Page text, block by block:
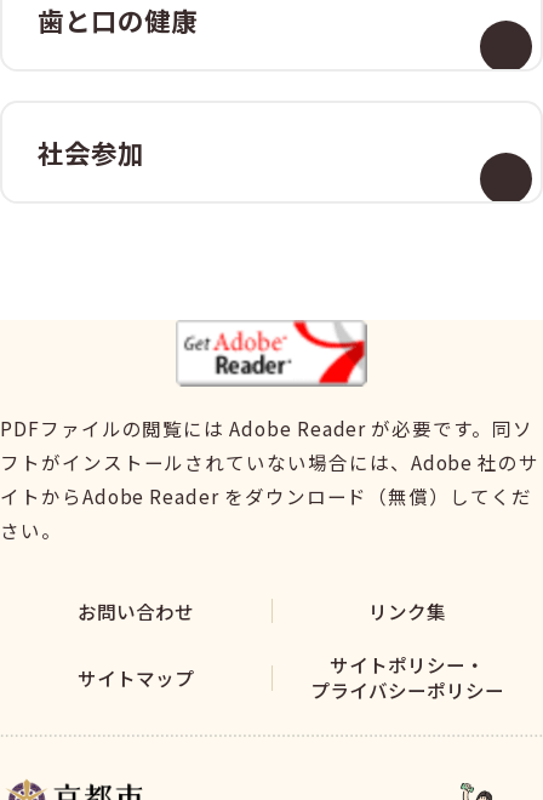
歯と口の健康
社会参加
PDFファイルの閲覧には Adobe Reader が必要です。同ソ
フトがインストールされていない場合には、Adobe 社のサ
イトからAdobe Reader をダウンロード（無償）してくだ
さい。
お問い合わせ リンク集
サイトマップ
サイトポリシー・
プライバシーポリシー